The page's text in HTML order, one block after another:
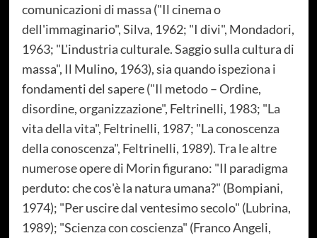
comunicazioni di massa ("Il cinema o
dell'immaginario", Silva, 1962; "I divi", Mondadori,
1963; "L'industria culturale. Saggio sulla cultura di
massa", Il Mulino, 1963), sia quando ispeziona i
fondamenti del sapere ("Il metodo – Ordine,
disordine, organizzazione", Feltrinelli, 1983; "La
vita della vita", Feltrinelli, 1987; "La conoscenza
della conoscenza", Feltrinelli, 1989). Tra le altre
numerose opere di Morin figurano: "Il paradigma
perduto: che cos'è la natura umana?" (Bompiani,
1974); "Per uscire dal ventesimo secolo" (Lubrina,
1989); "Scienza con coscienza" (Franco Angeli,